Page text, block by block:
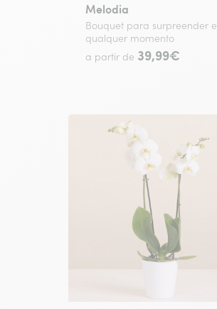
Melodia
Bouquet para surpreender
qualquer momento
a partir de 39,99€